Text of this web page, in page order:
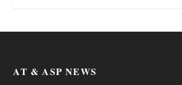
AT & ASP NEWS